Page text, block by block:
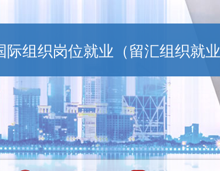
际组织岗位就业（留汇组织就业